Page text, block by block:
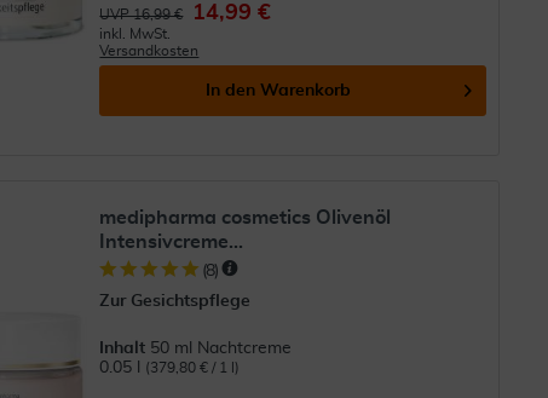
UVP 16,99 € 14,99 €
inkl. MwSt.
Versandkosten
In den Warenkorb
medipharma cosmetics Olivenöl
Intensivcreme...
(8)
Zur Gesichtspflege
Inhalt 50 ml Nachtcreme
0.05 l
(379,80 € / 1 l)